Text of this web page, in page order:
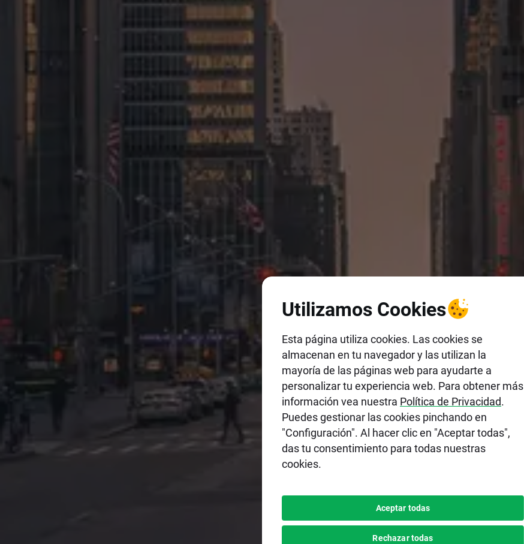
Utilizamos Cookies
Esta página utiliza cookies. Las cookies se
almacenan en tu navegador y las utilizan la
mayoría de las páginas web para ayudarte a
personalizar tu experiencia web. Para obtener más
información vea nuestra Política de Privacidad.
Puedes gestionar las cookies pinchando en
"Configuración". Al hacer clic en "Aceptar todas",
das tu consentimiento para todas nuestras
cookies.
Aceptar todas
Rechazar todas